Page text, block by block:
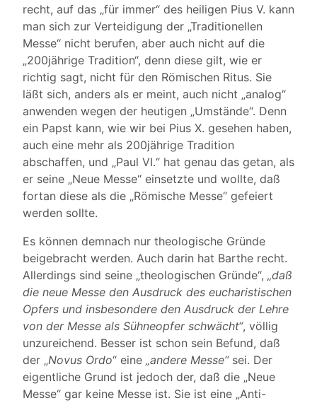
recht, auf das „für immer“ des heiligen Pius V. kann
man sich zur Verteidigung der „Traditionellen
Messe“ nicht berufen, aber auch nicht auf die
„200jährige Tradition“, denn diese gilt, wie er
richtig sagt, nicht für den Römischen Ritus. Sie
läßt sich, anders als er meint, auch nicht „analog“
anwenden wegen der heutigen „Umstände“. Denn
ein Papst kann, wie wir bei Pius X. gesehen haben,
auch eine mehr als 200jährige Tradition
abschaffen, und „Paul VI.“ hat genau das getan, als
er seine „Neue Messe“ einsetzte und wollte, daß
fortan diese als die „Römische Messe“ gefeiert
werden sollte.
Es können demnach nur theologische Gründe
beigebracht werden. Auch darin hat Barthe recht.
Allerdings sind seine „theologischen Gründe“, „daß
die neue Messe den Ausdruck des eucharistischen
Opfers und insbesondere den Ausdruck der Lehre
von der Messe als Sühneopfer schwächt“, völlig
unzureichend. Besser ist schon sein Befund, daß
der „Novus Ordo“ eine „andere Messe“sei. Der
eigentliche Grund ist jedoch der, daß die „Neue
Messe“ gar keine Messe ist. Sie ist eine „Anti-